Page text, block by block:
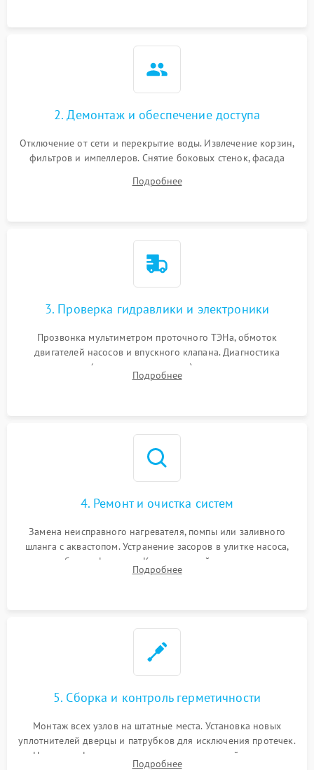
2. Демонтаж и обеспечение доступа
Отключение от сети и перекрытие воды. Извлечение корзин,
фильтров и импеллеров. Снятие боковых стенок, фасада
циркуляционному насосу, ТЭНу и сливной помпе.
Подробнее
3. Проверка гидравлики и электроники
Прозвонка мультиметром проточного ТЭНа, обмоток
двигателей насосов и впускного клапана. Диагностика
прессостата (датчика уровня воды), датчика мутности,
концевика дверцы и электронного модуля управления.
Подробнее
4. Ремонт и очистка систем
Замена неисправного нагревателя, помпы или заливного
шланга с аквастопом. Устранение засоров в улитке насоса,
патрубках и фильтрах. Компонентный ремонт платы
управления, восстановление поврежденной проводки.
Подробнее
5. Сборка и контроль герметичности
Монтаж всех узлов на штатные места. Установка новых
уплотнителей дверцы и патрубков для исключения протечек.
Надежная фиксация хомутов гидравлической системы,
Подробнее